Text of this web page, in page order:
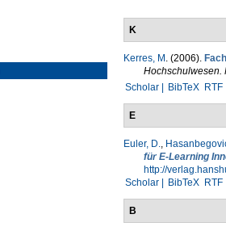
K
Kerres, M . (2006).
Hochschulwesen.
Scholar |
BibTeX RTF
E
Euler, D.,
für E-Learning
http://
Scholar |
BibTeX RTF
B